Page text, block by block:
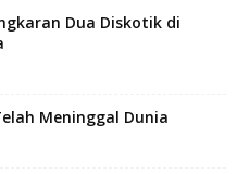
Dua Diskotik di
Meninggal Dunia